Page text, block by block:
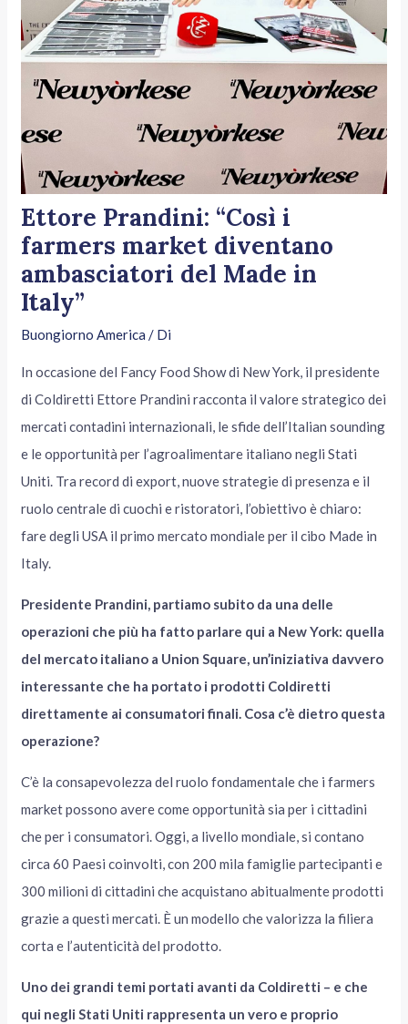
Ettore Prandini: “Così i
farmers market diventano
ambasciatori del Made in
Italy”
Buongiorno America / Di
In occasione del Fancy Food Show di New York, il presidente
di Coldiretti Ettore Prandini racconta il valore strategico dei
mercati contadini internazionali, le sfide dell’Italian sounding
e le opportunità per l’agroalimentare italiano negli Stati
Uniti. Tra record di export, nuove strategie di presenza e il
ruolo centrale di cuochi e ristoratori, l’obiettivo è chiaro:
fare degli USA il primo mercato mondiale per il cibo Made in
Italy.
Presidente Prandini, partiamo subito da una delle
operazioni che più ha fatto parlare qui a New York: quella
del mercato italiano a Union Square, un’iniziativa davvero
interessante che ha portato i prodotti Coldiretti
direttamente ai consumatori finali. Cosa c’è dietro questa
operazione?
C’è la consapevolezza del ruolo fondamentale che i farmers
market possono avere come opportunità sia per i cittadini
che per i consumatori. Oggi, a livello mondiale, si contano
circa 60 Paesi coinvolti, con 200 mila famiglie partecipanti e
300 milioni di cittadini che acquistano abitualmente prodotti
grazie a questi mercati. È un modello che valorizza la filiera
corta e l’autenticità del prodotto.
Uno dei grandi temi portati avanti da Coldiretti – e che
qui negli Stati Uniti rappresenta un vero e proprio